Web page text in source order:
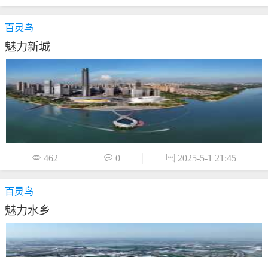
百灵鸟
魅力新城
 462  0  2025-5-1 21:45
百灵鸟
魅力水乡